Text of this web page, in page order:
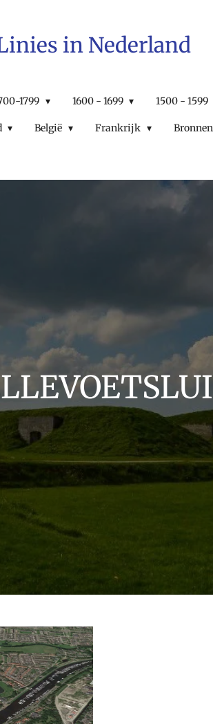
in Nederland
1799 1600 - 1699 1500 - 1599
België Frankrijk Bronnen